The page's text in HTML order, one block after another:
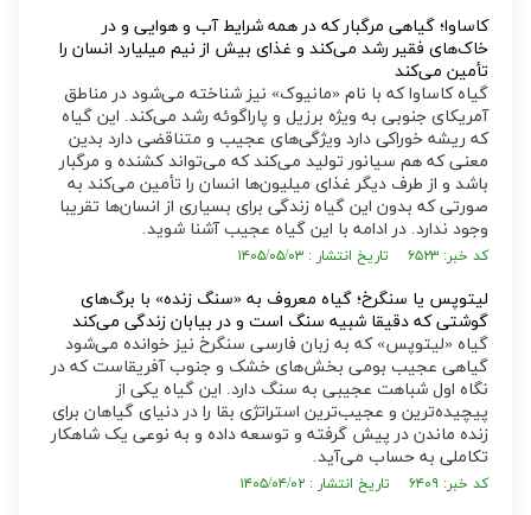
کاساوا؛ گیاهی مرگبار که در همه شرایط آب و هوایی و در
خاک‌های فقیر رشد می‌کند و غذای بیش از نیم میلیارد انسان را
تأمین می‌کند
گیاه کاساوا که با نام «مانیوک» نیز شناخته می‌شود در مناطق
آمریکای جنوبی به ویژه برزیل و پاراگوئه رشد می‌کند. این گیاه
که ریشه خوراکی دارد ویژگی‌های عجیب و متناقضی دارد بدین
معنی که هم سیانور تولید می‌کند که می‌تواند کشنده و مرگبار
باشد و از طرف دیگر غذای میلیون‌ها انسان را تأمین می‌کند به
صورتی که بدون این گیاه زندگی برای بسیاری از انسان‌ها تقریبا
وجود ندارد. در ادامه با این گیاه عجیب آشنا شوید.
کد خبر: ۶۵۲۳ تاریخ انتشار : ۱۴۰۵/۰۵/۰۳
لیتوپس یا سنگرخ؛ گیاه معروف به «سنگ زنده» با برگ‌های
گوشتی که دقیقا شبیه سنگ است و در بیابان زندگی می‌کند
گیاه «لیتوپس» که به زبان فارسی سنگرخ نیز خوانده می‌شود
گیاهی عجیب بومی بخش‌های خشک و جنوب آفریقاست که در
نگاه اول شباهت عجیبی به سنگ دارد. این گیاه یکی از
پیچیده‌ترین و عجیب‌ترین استراتژی بقا را در دنیای گیاهان برای
زنده ماندن در پیش گرفته و توسعه داده و به نوعی یک شاهکار
تکاملی به حساب می‌آید.
کد خبر: ۶۴۰۹ تاریخ انتشار : ۱۴۰۵/۰۴/۰۲